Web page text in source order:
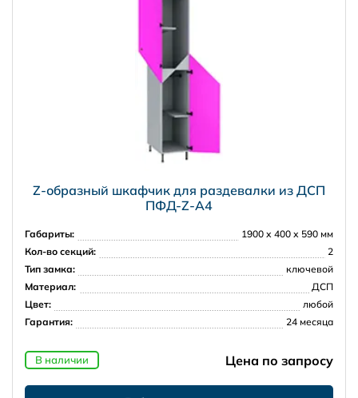
Z-образный шкафчик для раздевалки из ДСП
ПФД-Z-А4
Габариты:
1900 х 400 х 590 мм
Кол-во секций:
2
Тип замка:
ключевой
Материал:
ДСП
Цвет:
любой
Гарантия:
24 месяца
В наличии Цена по запросу